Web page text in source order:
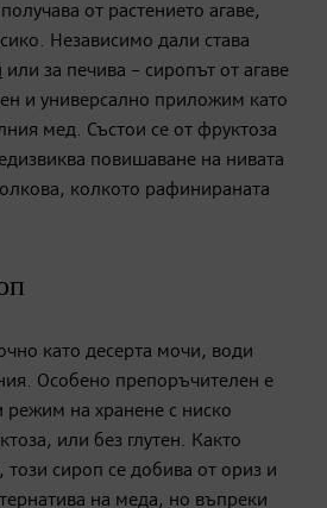
получава от растението агаве,
Независимо дали става
или за печива – сиропът от агаве
и универсално приложим като
мед. Състои се от фруктоза
повишаване на нивата
колкото рафинираната
като десерта мочи, води
Особено препоръчителен е
режим на хранене с ниско
или без глутен. Както
този сироп се добива от ориз и
на меда, но въпреки